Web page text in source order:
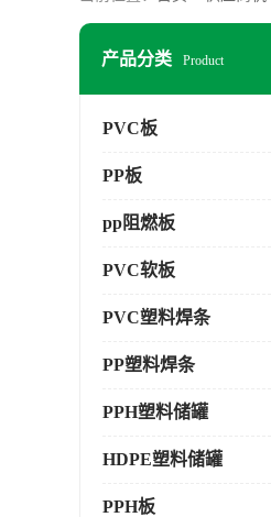
产品分类 Product
PVC板
PP板
pp阻燃板
PVC软板
PVC塑料焊条
PP塑料焊条
PPH塑料储罐
HDPE塑料储罐
PPH板